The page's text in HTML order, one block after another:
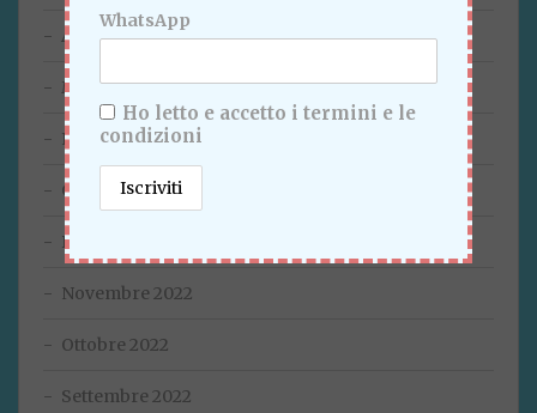
Aprile 2023
Marzo 2023
Febbraio 2023
Gennaio 2023
Dicembre 2022
Novembre 2022
Ottobre 2022
Settembre 2022
WhatsApp
Ho letto e accetto i termini e le
condizioni